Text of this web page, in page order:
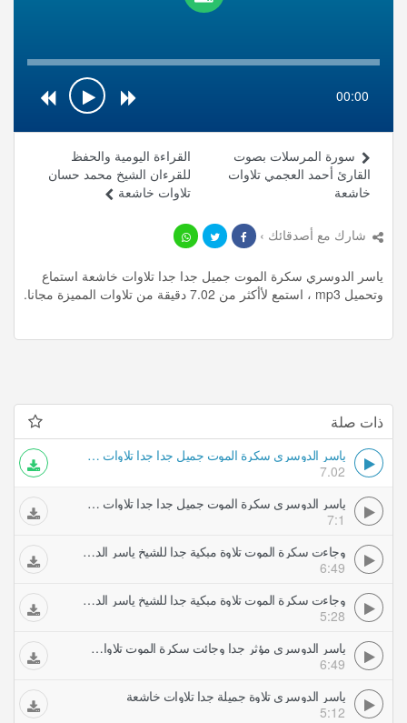
00:00
القراءة اليومية والحفظ
للقرءان الشيخ محمد حسان
تلاوات خاشعة
سورة المرسلات بصوت
القارئ أحمد العجمي تلاوات
خاشعة
شارك مع أصدقائك ›
ياسر الدوسري سكرة الموت جميل جدا جدا تلاوات خاشعة استماع
وتحميل mp3 ، استمع لأأكثر من 7.02 دقيقة من تلاوات المميزة مجانا.
ذات صلة
ياسر الدوسري سكرة الموت جميل جدا جدا تلاوات خاشعة
7.02
ياسر الدوسري سكرة الموت جميل جدا جدا تلاوات خاشعة
7:1
وجاءت سكرة الموت تلاوة مبكية جدا للشيخ ياسر الدوسري (2) تلاوات خاشعة
6:49
وجاءت سكرة الموت تلاوة مبكية جدا للشيخ ياسر الدوسري تلاوات خاشعة
5:28
ياسر الدوسري مؤثر جدا وجائت سكرة الموت تلاوات خاشعة
6:49
ياسر الدوسري تلاوة جميلة جدا تلاوات خاشعة
5:12